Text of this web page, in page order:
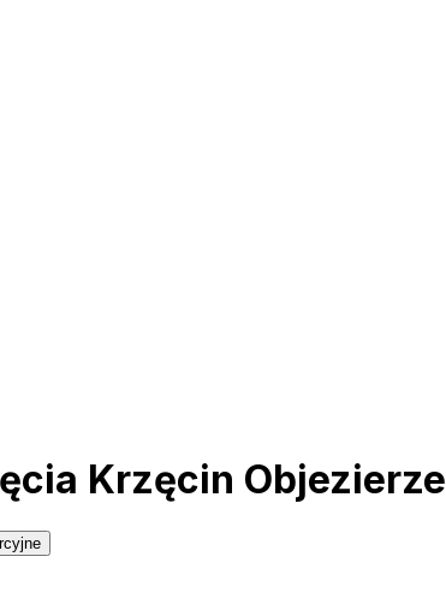
Krzęcin Objezierze